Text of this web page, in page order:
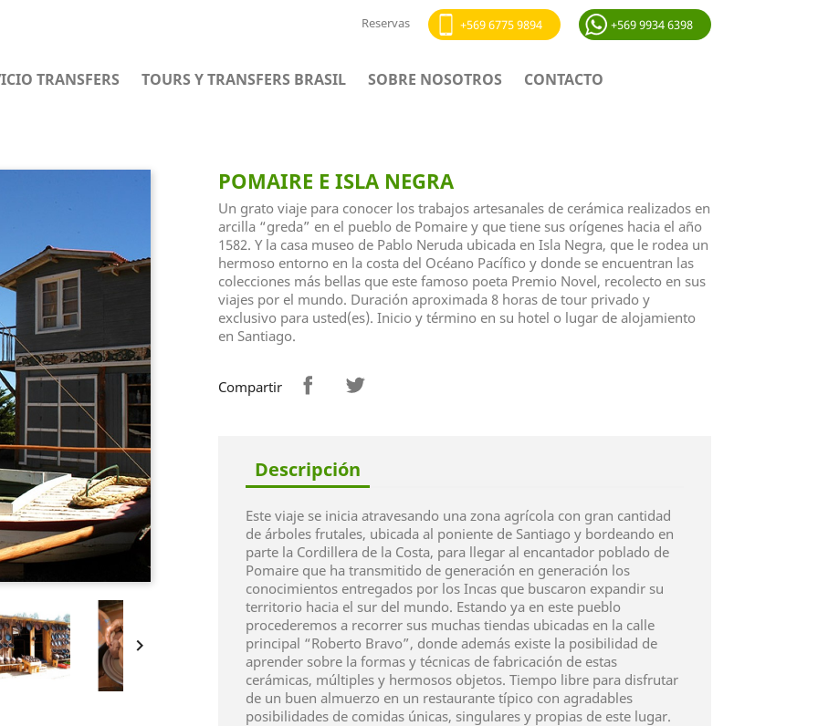
Reservas +569 6775 9894 +569 9934 6398
TRANSFERS TOURS Y TRANSFERS BRASIL SOBRE NOSOTROS CONTACTO

POMAIRE E ISLA NEGRA
Un grato viaje para conocer los trabajos artesanales de cerámica realizados en
arcilla “greda” en el pueblo de Pomaire y que tiene sus orígenes hacia el año
1582. Y la casa museo de Pablo Neruda ubicada en Isla Negra, que le rodea un
hermoso entorno en la costa del Océano Pacífico y donde se encuentran las
colecciones más bellas que este famoso poeta Premio Novel, recolecto en sus
viajes por el mundo. Duración aproximada 8 horas de tour privado y
exclusivo para usted(es). Inicio y término en su hotel o lugar de alojamiento
en Santiago.
Compartir
Descripción
Este viaje se inicia atravesando una zona agrícola con gran cantidad
de árboles frutales, ubicada al poniente de Santiago y bordeando en
parte la Cordillera de la Costa, para llegar al encantador poblado de
Pomaire que ha transmitido de generación en generación los
conocimientos entregados por los Incas que buscaron expandir su
territorio hacia el sur del mundo. Estando ya en este pueblo
procederemos a recorrer sus muchas tiendas ubicadas en la calle
principal “Roberto Bravo”, donde además existe la posibilidad de
aprender sobre la formas y técnicas de fabricación de estas
cerámicas, múltiples y hermosos objetos. Tiempo libre para disfrutar
de un buen almuerzo en un restaurante típico con agradables
posibilidades de comidas únicas, singulares y propias de este lugar.